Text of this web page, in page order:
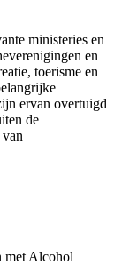
ministeries en
en
toerisme en
ervan overtuigd
de
met Alcohol